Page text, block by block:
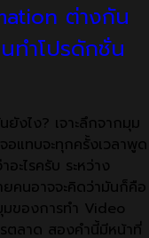
ต่างกัน
ทำโปรดักชั่น
ไง? เจาะลึกจากมุม
แทบจะทุกครั้งเวลาพูด
ะไรครับ ระหว่าง
คนอาจจะคิดว่ามันก็คือ
มของการทำ Video
ตลาด สองคำนี้มีหน้าที่